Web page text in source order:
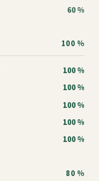
60 %
100 %
100 %
100 %
100 %
100 %
100 %
80 %